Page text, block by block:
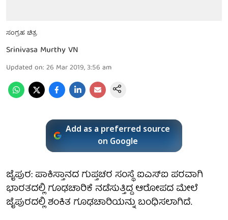
ಸಂಗ್ರಹ ಚಿತ್ರ
Srinivasa Murthy VN
Updated on: 26 Mar 2019, 3:56 am
Add as a preferred source
on Google
ಜೈಪುರ: ಪಾಕಿಸ್ತಾನದ ಗುಪ್ತಚರ ಸಂಸ್ಥೆ ಐಎಸ್ಐ ಪರವಾಗಿ
ಭಾರತದಲ್ಲಿ ಗೂಢಚಾರಿಕೆ ನಡೆಸುತ್ತಿದ್ದ ಆರೋಪದ ಮೇಲೆ
ಜೈಪುರದಲ್ಲಿ ಶಂಕಿತ ಗೂಢಚಾರಿಯನ್ನು ಬಂಧಿಸಲಾಗಿದೆ.